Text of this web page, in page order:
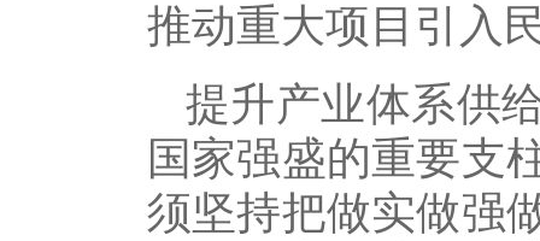
推动重大项目引入
提升产业体系供
国家强盛的重要支
须坚持把做实做强